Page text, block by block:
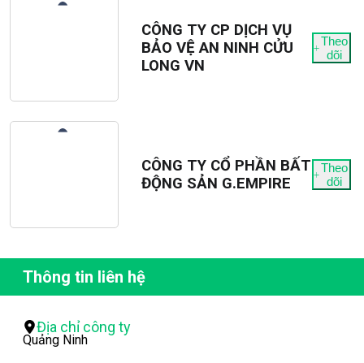
CÔNG TY CP DỊCH VỤ
BẢO VỆ AN NINH CỬU
LONG VN
Theo
dõi
CÔNG TY CỔ PHẦN BẤT
ĐỘNG SẢN G.EMPIRE
Theo
dõi
Thông tin liên hệ
Địa chỉ công ty
Quảng Ninh